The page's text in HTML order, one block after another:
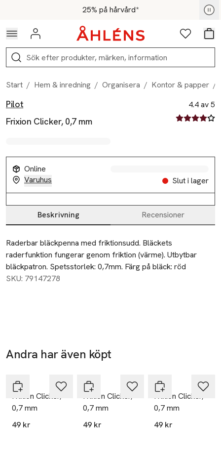
Hoppa till navigationsmenyn25% på hårvård*
För medlemmar - Shoppa nu
Logga in Favoriter
Sök
Start / Hem & inredning / Organisera / Kontor & papper /
Produktbilder
Hoppa över bildspelet
Pilot
Frixion Clicker, 0,7 mm
4.4 av 5
4.4 av fem
Online
Varuhus
Slut i lager
Produktinformation
Beskrivning Recensioner
Beskrivning
Raderbar bläckpenna med friktionsudd. Bläckets
raderfunktion fungerar genom friktion (värme). Utbytbar
bläckpatron. Spetsstorlek: 0,7mm. Färg på bläck: röd
SKU: 79147278
Andra har även köpt
Pilot
Frixion Clicker,
0,7 mm
49 kr
Pilot
Frixion Clicker,
0,7 mm
49 kr
Pilot
Frixion Clicker,
0,7 mm
49 kr